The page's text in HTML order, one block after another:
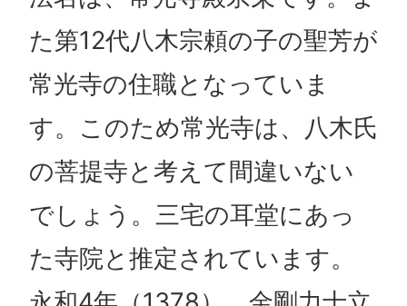
た第12代八木宗頼の子の聖芳が
常光寺の住職となっていま
す。このため常光寺は、八木氏
の菩提寺と考えて間違いない
でしょう。三宅の耳堂にあっ
た寺院と推定されています。